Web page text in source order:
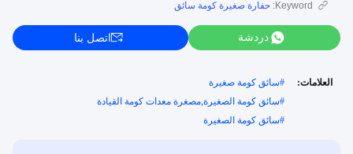
Keyword: حفارة صغيرة كومة سائق
دردشة اتصل بنا
العلامات: #سائق كومة صغيرة
#سائق كومة الصغيرة,مصغرة معدات كومة القيادة
#سائق كومة الصغيرة